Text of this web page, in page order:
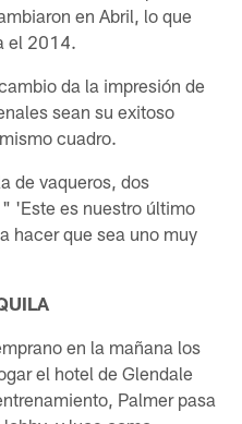
en Abril, lo que
el 2014.
da la impresión de
sean su exitoso
cuadro.
de vaqueros, dos
'Este es nuestro último
hacer que sea uno muy
en la mañana los
el hotel de Glendale
Palmer pasa